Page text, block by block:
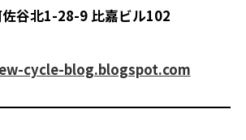
谷北1-28-9 比嘉ビル102
cycle-blog.blogspot.com